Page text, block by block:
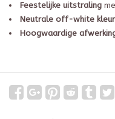
Feestelijke uitstraling
Neutrale off-white kleur
Hoogwaardige